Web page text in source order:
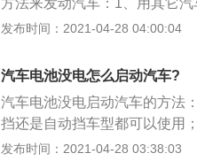
方法来发动汽车：1、用其它
法，有时是唯一的选择，接电
2、对于手动车型，可以采用
上，打开钥匙门，踩下离合器
到10公里\/小时以上时，驾驶
发动机就会启动，但操作有一
应急启动充电宝，直接夹在电
发布时间：2021-04-28 04:00:04
汽车电池没电怎么启动汽车?
汽车电池没电启动汽车的方法
挡还是自动挡车型都可以使用
到你的车的负极，另一端接到
发布时间：2021-04-28 03:38:03